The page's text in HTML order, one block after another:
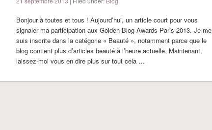
Bonjour à toutes et tous ! Aujourd’hui, un article court pour vous
signaler ma participation aux Golden Blog Awards Paris 2013. Je me
suis inscrite dans la catégorie « Beauté », notamment parce que le
blog contient plus d’articles beauté à l’heure actuelle. Maintenant,
laissez-moi vous en dire plus sur tout cela …